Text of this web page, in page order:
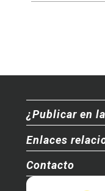
¿Publicar en
Enlaces
Contacto